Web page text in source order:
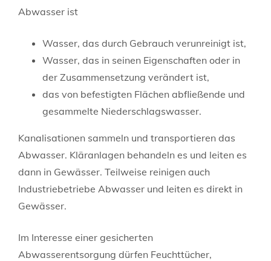
Abwasser ist
Wasser, das durch Gebrauch verunreinigt ist,
Wasser, das in seinen Eigenschaften oder in
der Zusammensetzung verändert ist,
das von befestigten Flächen abfließende und
gesammelte Niederschlagswasser.
Kanalisationen sammeln und transportieren das
Abwasser. Kläranlagen behandeln es und leiten es
dann in Gewässer. Teilweise reinigen auch
Industriebetriebe Abwasser und leiten es direkt in
Gewässer.
Im Interesse einer gesicherten
Abwasserentsorgung dürfen Feuchttücher,